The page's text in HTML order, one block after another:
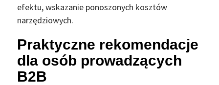
efektu, wskazanie ponoszonych kosztów
narzędziowych.
Praktyczne rekomendacje
dla osób prowadzących
B2B